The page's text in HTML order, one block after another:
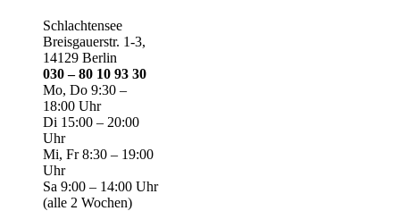
Schlachtensee
Breisgauerstr. 1-3,
14129 Berlin
030 – 80 10 93 30
Mo, Do 9:30 –
18:00 Uhr
Di 15:00 – 20:00
Uhr
Mi, Fr 8:30 – 19:00
Uhr
Sa 9:00 – 14:00 Uhr
(alle 2 Wochen)